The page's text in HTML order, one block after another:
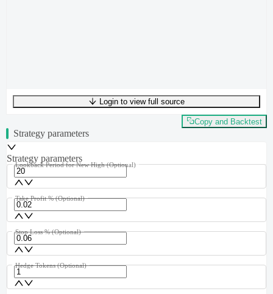
UTF-8249 bytes36 words0 linesLn 1,Col 0
Login to view full source
Copy and Backtest
Strategy parameters
Strategy parameters
Lookback Period for New High (Optional)
Take Profit % (Optional)
Stop Loss % (Optional)
Hedge Tokens (Optional)